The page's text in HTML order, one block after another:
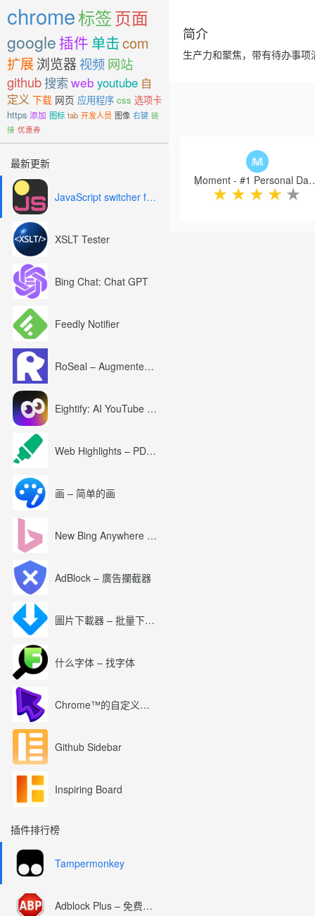
chrome标签页面
google 插件 单击com
扩展浏览器 视频网站
github搜索web youtube 自
定义 下载 网页 应用程序 css 选项卡
https 添加 图标 tab 开发人员 图像 右键 链
接 优惠券
最新更新
JavaScript switcher for SEO and development
XSLT Tester
Bing Chat: Chat GPT
Feedly Notifier
RoSeal – Augmented Roblox Experience
Eightify: AI YouTube Summary with ChatGPT
Web Highlights – PDF & Web Highlighter
画 – 简单的画
New Bing Anywhere (Bing Chat GPT-4)
AdBlock – 廣告攔截器
圖片下載器 – 批量下載圖片
什么字体 – 找字体
Chrome™的自定义光标
Github Sidebar
Inspiring Board
插件排行榜
Tampermonkey
Adblock Plus – 免费的广告拦截器
简介
生产力和聚焦，带有待办事
Moment - #1
★ ★ ★ ★ ★